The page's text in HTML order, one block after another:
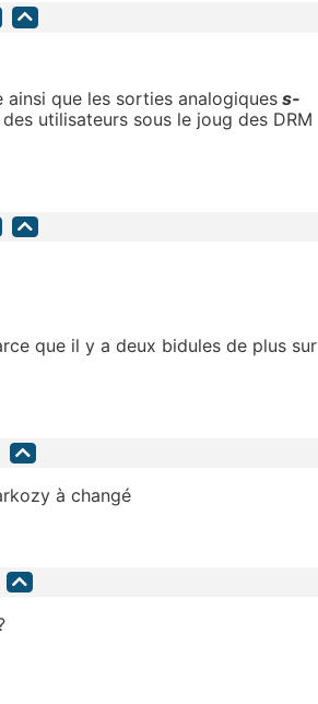
que les sorties analogiquess-
utilisateurs sous le joug des DRM
que il y a deux bidules de plus sur
à changé